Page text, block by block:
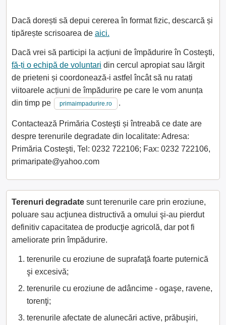
Dacă dorești să depui cererea în format fizic, descarcă și
tipărește scrisoarea de aici.
Dacă vrei să participi la acțiuni de împădurire în Costeşti,
fă-ți o echipă de voluntari din cercul apropiat sau lărgit
de prieteni și coordonează-i astfel încât să nu ratați
viitoarele acțiuni de împădurire pe care le vom anunța
din timp pe
primaimpadurire.ro .
Contactează Primăria Costeşti și întreabă ce date are
despre terenurile degradate din localitate: Adresa:
Primăria Costeşti, Tel: 0232 722106; Fax: 0232 722106,
primaripate@yahoo.com
Terenuri degradate sunt terenurile care prin eroziune,
poluare sau acţiunea distructivă a omului şi-au pierdut
definitiv capacitatea de producţie agricolă, dar pot fi
ameliorate prin împădurire.
terenurile cu eroziune de suprafaţă foarte puternică
şi excesivă;
terenurile cu eroziune de adâncime - ogaşe, ravene,
torenţi;
terenurile afectate de alunecări active, prăbuşiri,